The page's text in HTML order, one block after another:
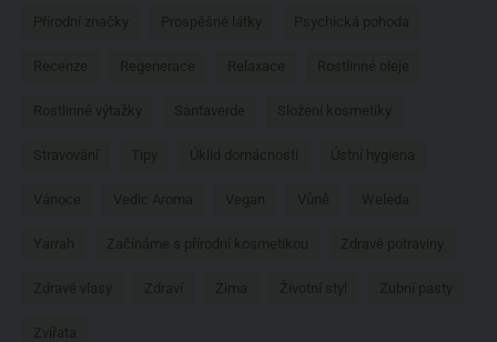
Přírodní značky Prospěšné látky Psychická pohoda
Recenze Regenerace Relaxace Rostlinné oleje
Rostlinné výtažky Santaverde Složení kosmetiky
Stravování Tipy Úklid domácnosti Ústní hygiena
Vánoce Vedic Aroma Vegan Vůně Weleda
Yarrah Začínáme s přírodní kosmetikou Zdravé potraviny
Zdravé vlasy Zdraví Zima Životní styl Zubní pasty
Zvířata